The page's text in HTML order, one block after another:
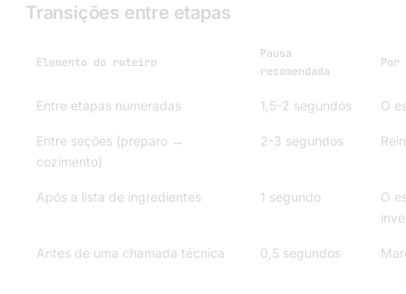
Transições entre etapas
Elemento do roteiro
Pausa
recomendada
Por
Entre etapas numeradas 1,5-2 segundos O
Entre seções (preparo →
cozimento)
2-3 segundos
Após a lista de ingredientes 1 segundo
O
Antes de uma chamada técnica 0,5 segundos